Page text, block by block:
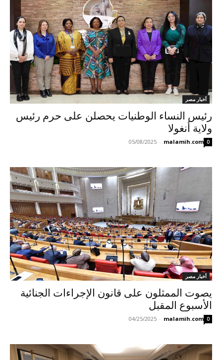
أخبار مصر
رئيس النساء الوطنيات يحصلن على حرم رئيس
ولاية أنغولا
malamih.com
-
05/08/2025 0
أخبار مصر
يصوت الممثلون على قانون الإجراءات الجنائية
الأسبوع المقبل
malamih.com
-
04/25/2025 0